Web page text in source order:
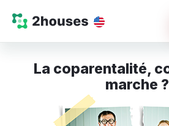
La coparentalité, comment ça
marche ?